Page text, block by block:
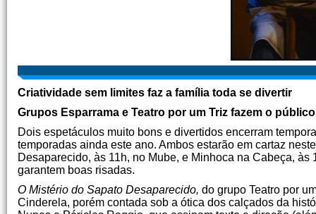
Criatividade sem limites faz a família toda se divertir
Grupos Esparrama e Teatro por um Triz fazem o
Dois espetáculos muito bons e divertidos encerram
temporadas ainda este ano. Ambos estarão em cartaz
Desaparecido, às 11h, no Mube, e Minhoca na Cabeça,
garantem boas risadas.
O Mistério do Sapato Desaparecido, do grupo Teatro por
Cinderela, porém contada sob a ótica dos calçados da